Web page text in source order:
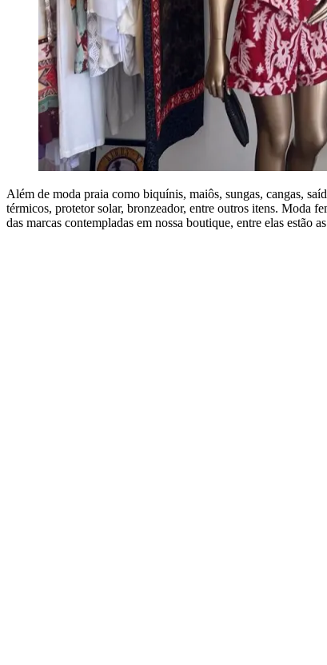
Além de moda praia como biquínis, maiôs, sungas, cangas,
térmicos, protetor solar, bronzeador, entre outros itens. Moda
das marcas contempladas em nossa boutique, entre elas estão